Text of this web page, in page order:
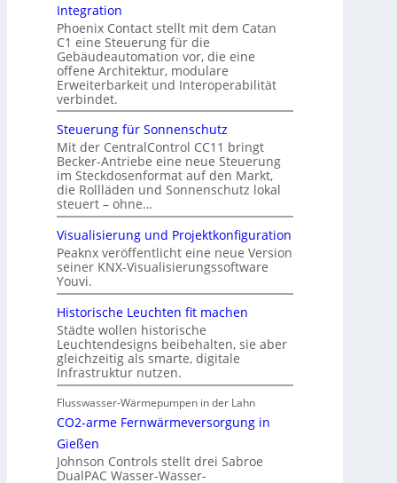
Integration
Phoenix Contact stellt mit dem Catan
C1 eine Steuerung für die
Gebäudeautomation vor, die eine
offene Architektur, modulare
Erweiterbarkeit und Interoperabilität
verbindet.
Steuerung für Sonnenschutz
Mit der CentralControl CC11 bringt
Becker-Antriebe eine neue Steuerung
im Steckdosenformat auf den Markt,
die Rollläden und Sonnenschutz lokal
steuert – ohne…
Visualisierung und Projektkonfiguration
Peaknx veröffentlicht eine neue Version
seiner KNX-Visualisierungssoftware
Youvi.
Historische Leuchten fit machen
Städte wollen historische
Leuchtendesigns beibehalten, sie aber
gleichzeitig als smarte, digitale
Infrastruktur nutzen.
Flusswasser-Wärmepumpen in der Lahn
CO2-arme Fernwärmeversorgung in
Gießen
Johnson Controls stellt drei Sabroe
DualPAC Wasser-Wasser-